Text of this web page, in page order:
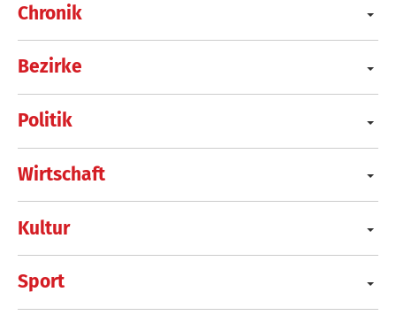
Chronik
Bezirke
Politik
Wirtschaft
Kultur
Sport